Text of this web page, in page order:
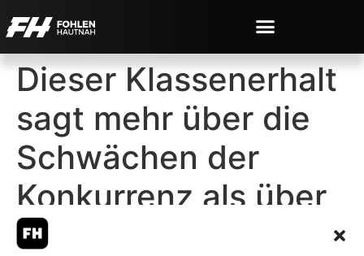
Dieser Klassenerhalt
sagt mehr über die
Schwächen der
Konkurrenz als über
Union